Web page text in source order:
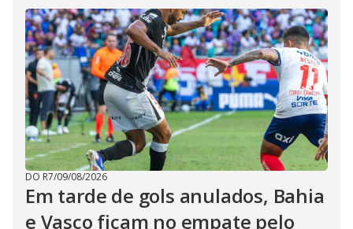
DO R7/09/08/2026
Em tarde de gols anulados, Bahia
e Vasco ficam no empate pelo